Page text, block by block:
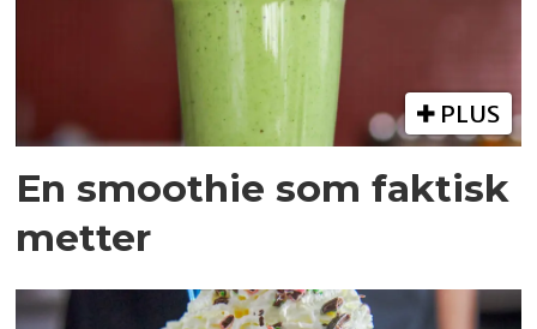
PLUS
En smoothie som faktisk
metter